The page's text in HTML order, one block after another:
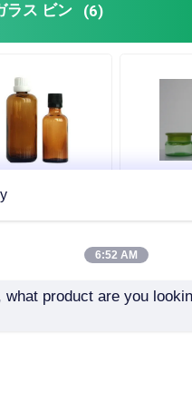
ラス ビン (6)
精油の帽子
の100ml
緑は精
50Gを着
6:52 AM
what product are you